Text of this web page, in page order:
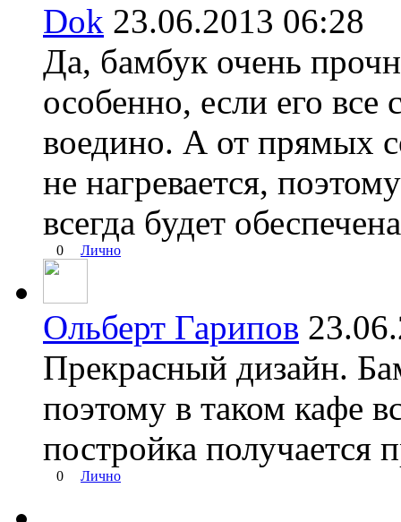
Dok 23.06.2013 06:28
Да, бамбук очень
особенно, если его все
воедино. А от прямых
не нагревается,
всегда будет
0 Лично
Ольберт Гарипов
Прекрасный дизайн.
поэтому в таком кафе
постройка получается
0 Лично